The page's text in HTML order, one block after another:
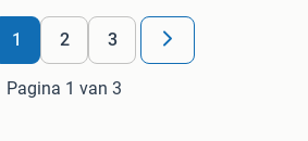
1 2 3
Pagina 1 van 3